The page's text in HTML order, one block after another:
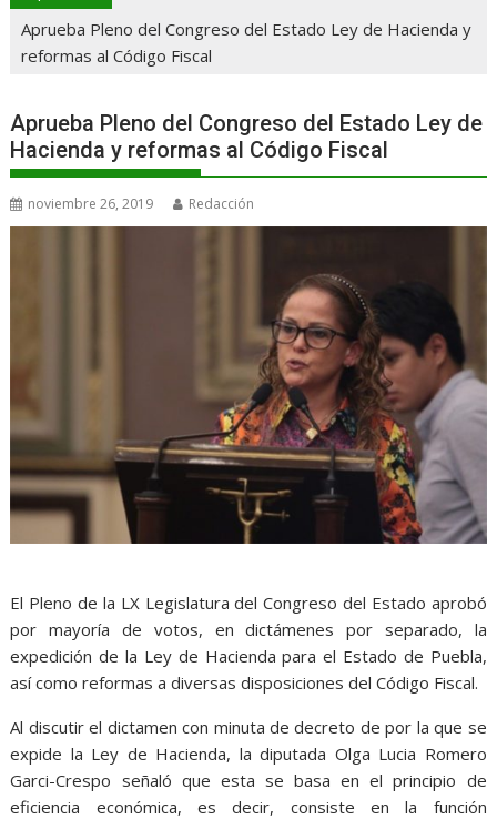
Aprueba Pleno del Congreso del Estado Ley de Hacienda y
reformas al Código Fiscal
Aprueba Pleno del Congreso del Estado Ley de
Hacienda y reformas al Código Fiscal
noviembre 26, 2019 Redacción
El Pleno de la LX Legislatura del Congreso del Estado aprobó
por mayoría de votos, en dictámenes por separado, la
expedición de la Ley de Hacienda para el Estado de Puebla,
así como reformas a diversas disposiciones del Código Fiscal.
Al discutir el dictamen con minuta de decreto de por la que se
expide la Ley de Hacienda, la diputada Olga Lucia Romero
Garci-Crespo señaló que esta se basa en el principio de
eficiencia económica, es decir, consiste en la función